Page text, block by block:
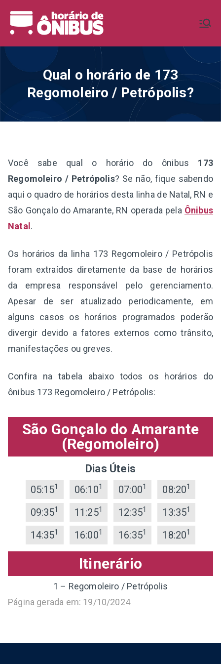
para
Ônibus BR
Horários de Ônibus de todo o
Qual o horário de 173
Regomoleiro / Petrópolis?
Você sabe qual o horário do ônibus 173
Regomoleiro / Petrópolis? Se não, fique sabendo
aqui o quadro de horários desta linha de Natal, RN e
São Gonçalo do Amarante, RN operada pela Ônibus
Natal.
Os horários da linha 173 Regomoleiro / Petrópolis
foram extraídos diretamente da base de horários
da empresa responsável pelo gerenciamento.
Apesar de ser atualizado periodicamente, em
alguns casos os horários programados poderão
divergir devido a fatores externos como trânsito,
manifestações ou greves.
Confira na tabela abaixo todos os horários do
ônibus 173 Regomoleiro / Petrópolis:
São Gonçalo do Amarante
(Regomoleiro)
Dias Úteis
05:151 06:101 07:001 08:201
09:351 11:251 12:351 13:351
14:351 16:001 16:351 18:201
Itinerário
1 – Regomoleiro / Petrópolis
Página gerada em: 19/10/2024